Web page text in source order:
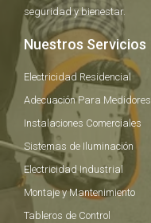
seguridad y bienestar.
Nuestros Servicios
Electricidad Residencial
Adecuación Para Medidores
Instalaciones Comerciales
Sistemas de Iluminación
Electricidad Industrial
Montaje y Mantenimiento
Tableros de Control